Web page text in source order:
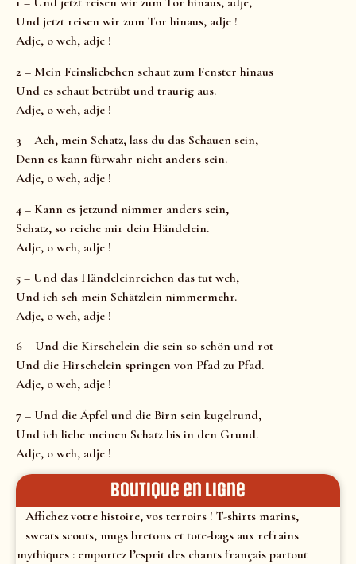
Und jetzt reisen wir zum Tor hinaus, adje !
Adje, o weh, adje !
2 – Mein Feinsliebchen schaut zum Fenster hinaus
Und es schaut betrübt und traurig aus.
Adje, o weh, adje !
3 – Ach, mein Schatz, lass du das Schauen sein,
Denn es kann fürwahr nicht anders sein.
Adje, o weh, adje !
4 – Kann es jetzund nimmer anders sein,
Schatz, so reiche mir dein Händelein.
Adje, o weh, adje !
5 – Und das Händeleinreichen das tut weh,
Und ich seh mein Schätzlein nimmermehr.
Adje, o weh, adje !
6 – Und die Kirschelein die sein so schön und rot
Und die Hirschelein springen von Pfad zu Pfad.
Adje, o weh, adje !
7 – Und die Äpfel und die Birn sein kugelrund,
Und ich liebe meinen Schatz bis in den Grund.
Adje, o weh, adje !
Boutique en ligne
Affichez votre histoire, vos terroirs ! T-shirts marins,
sweats scouts, mugs bretons et tote-bags aux refrains
mythiques : emportez l’esprit des chants français partout